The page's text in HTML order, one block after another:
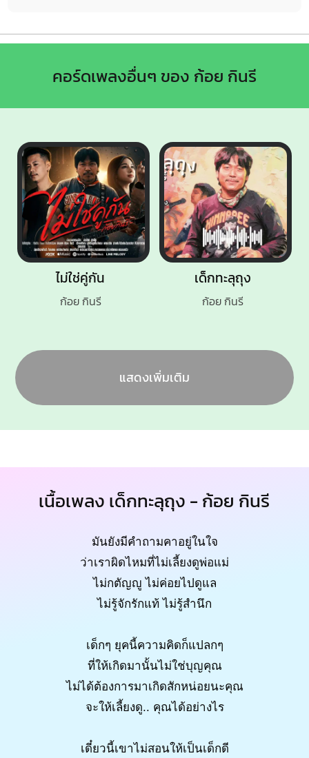
คอร์ดเพลงอื่นๆ ของ ก้อย กินรี
ไม่ใช่คู่กัน
ก้อย กินรี
เด็กทะลุถุง
ก้อย กินรี
แสดงเพิ่มเติม
เนื้อเพลง เด็กทะลุถุง - ก้อย กินรี
มันยังมีคำถามคาอยู่ในใจ
ว่าเราผิดไหมที่ไม่เลี้ยงดูพ่อแม่
ไม่กตัญญู ไม่ค่อยไปดูแล
ไม่รู้จักรักแท้ ไม่รู้สำนึก
เด็กๆ ยุคนี้ความคิดก็แปลกๆ
ที่ให้เกิดมานั้นไม่ใช่บุญคุณ
ไม่ได้ต้องการมาเกิดสักหน่อยนะคุณ
จะให้เลี้ยงดู.. คุณได้อย่างไร
เดี๋ยวนี้เขาไม่สอนให้เป็นเด็กดี